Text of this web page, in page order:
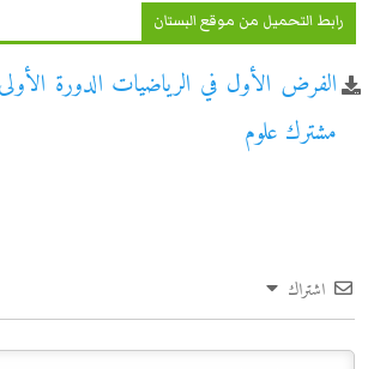
رابط التحميل من موقع البستان
مشترك علوم
اشتراك